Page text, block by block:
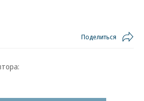
Поделиться